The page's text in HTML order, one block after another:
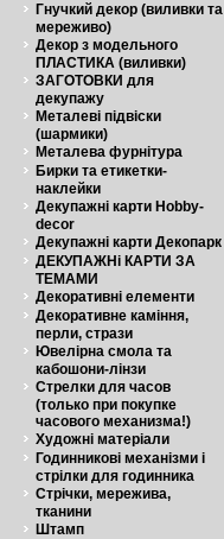
Гнучкий декор (виливки та
мереживо)
Декор з модельного
ПЛАСТИКА (виливки)
ЗАГОТОВКИ для
декупажу
Металеві підвіски
(шармики)
Металева фурнітура
Бирки та етикетки-
наклейки
Декупажні карти Hobby-
decor
Декупажні карти Декопарк
ДЕКУПАЖНі КАРТИ ЗА
ТЕМАМИ
Декоративні елементи
Декоративне каміння,
перли, стрази
Ювелірна смола та
кабошони-лінзи
Стрелки для часов
(только при покупке
часового механизма!)
Художні матеріали
Годинникові механізми і
стрілки для годинника
Стрічки, мережива,
тканини
Штамп